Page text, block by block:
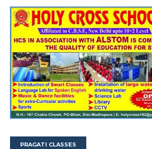
PRAGATI CLASSES